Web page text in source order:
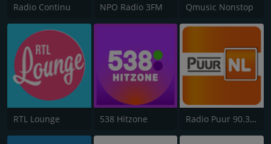
Radio Continu NPO Radio 3FM Qmusic Nonstop
RTL Lounge 538 Hitzone Radio Puur 90.3 FM Zuidoost Brabant